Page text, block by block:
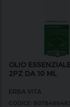
OLIO
2PZ DA 10 ML
ERBA VITA
CODICE: